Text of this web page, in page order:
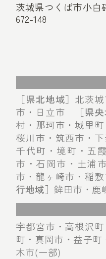
茨城県つくば市小白
672-148
［県北地域］ 北茨
市・日立市
［県
村・那珂市・城里
桜川市・筑西市・
千代町・境町・五
市・石岡市・土浦
市・龍ヶ崎市・稲
行地域］ 鉾田市・鹿
宇都宮市・高根沢
町・真岡市・益子
木市(一部)